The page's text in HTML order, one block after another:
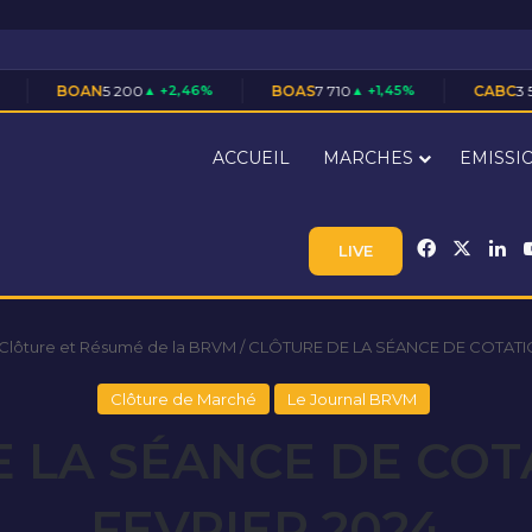
▲ +2,46% BOAS7 710 ▲ +1,45% CABC3 550 ▲ +1,43%
ACCUEIL MARCHES
LIVE Facebook
et Résumé de la BRVM / CLÔTURE DE LA SÉANCE DE
Clôture de Marché Le Journal BRVM